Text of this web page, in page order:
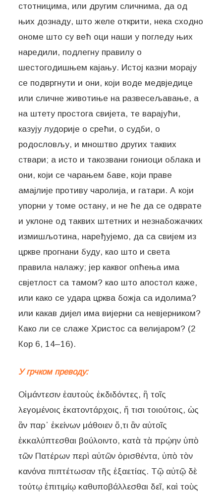
стотницима, или другим сличнима, да од
њих дознаду, што желе открити, нека сходно
ономе што су већ оци наши у погледу њих
наредили, подлегну правилу о
шестогодишњем кајању. Истој казни морају
се подвргнути и они, који воде медвједице
или сличне животиње на развесељавање, а
на штету простога свијета, те варајући,
казују лудорије о срећи, о судби, о
родословљу, и мноштво других таквих
ствари; а исто и такозвани гониоци облака и
они, који се чарањем баве, који праве
амајлије противу чаролија, и гатари. А који
упорни у томе остану, и не ће да се одврате
и уклоне од таквих штетних и незнабожачких
измишљотина, наређујемо, да са свијем из
цркве прогнани буду, као што и света
правила налажу; јер каквог опћења има
свјетлост са тамом? као што апостол каже,
или како се удара црква божја са идолима?
или какав дијел има вијерни са невјерником?
Како ли се слаже Христос са велијаром? (2
Кор 6, 14–16).
У грчком преводу:
Οἱ μάντεσιν ἑαυτοὺς ἐκδιδόντες, ἢ τοῖς
λεγομένοις ἑκατοντάρχοις, ἤ τισι τοιούτοις, ὡς
ἂν παρ᾿ ἐκείνων μάθοιεν ὅ,τι ἂν αὐτοῖς
ἐκκαλύπτεσθαι βούλοιντο, κατὰ τὰ πρῴην ὑπὸ
τῶν Πατέρων περὶ αὐτῶν ὁρισθέντα, ὑπὸ τὸν
κανόνα πιπτέτωσαν τῆς ἑξαετίας. Τῷ αὐτῷ δὲ
τούτῳ ἐπιτιμίῳ καθυποβάλλεσθαι δεῖ, καὶ τοὺς